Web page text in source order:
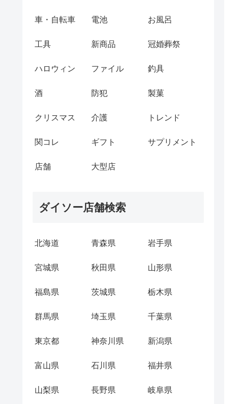
車・自転車 電池 お風呂
工具 新商品 冠婚葬祭
ハロウィン ファイル 釣具
酒 防犯 製菓
クリスマス 介護 トレンド
関コレ ギフト サプリメント
店舗 大型店
ダイソー店舗検索
北海道 青森県 岩手県
宮城県 秋田県 山形県
福島県 茨城県 栃木県
群馬県 埼玉県 千葉県
東京都 神奈川県 新潟県
富山県 石川県 福井県
山梨県 長野県 岐阜県